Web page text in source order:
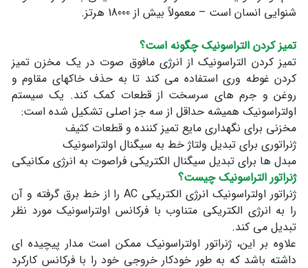
شنوایی انسان است – معمولاً بیش از 18000 هرتز.
تمیز کردن التراسونیک چگونه است؟
تمیز کردن التراسونیک از انرژی مافوق صوت در یک مخزن تمیز
کردن غوطه وری استفاده می کند تا به حذف خاکهای مقاوم و
روغن و جرم های سرسخت از قطعات کمک کند. یک سیستم
اولتراسونیک همیشه حداقل از سه جز اصلی تشکیل شده است:
مخزنی برای نگهداری مایع تمیز کننده و قطعات کثیف
ژنراتوری برای تبدیل ولتاژ خط به سیگنال اولتراسونیک
مبدل ها برای تبدیل سیگنال الکتریکی فراصوت به انرژی مکانیکی
ژنراتور التراسونیک چیست؟
ژنراتور اولتراسونیک انرژی الکتریکی AC را از خط برق گرفته و آن
را به انرژی الکتریکی متناوب با فرکانس اولتراسونیک مورد نظر
تبدیل می کند.
علاوه بر این، ژنراتور اولتراسونیک ممکن است مدار پیچیده ای
داشته باشد که به طور خودکار خروجی خود را با فرکانس کارکرد